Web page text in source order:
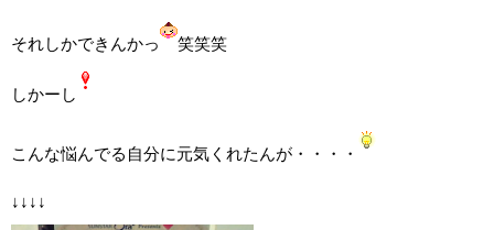
それしかできんかっ 笑笑笑
しかーし
こんな悩んでる自分に元気くれたんが・・・・
↓↓↓↓